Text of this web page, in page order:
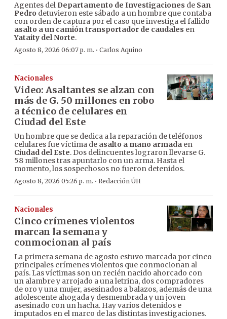
Agentes del Departamento de Investigaciones de San
Pedro detuvieron este sábado a un hombre que contaba
con orden de captura por el caso que investiga el fallido
asalto a un camión transportador de caudales en
Yataity del Norte.
Agosto 8, 2026 06:07 p. m. · Carlos Aquino
Nacionales
Video: Asaltantes se alzan con
más de G. 50 millones en robo
a técnico de celulares en
Ciudad del Este
Un hombre que se dedica a la reparación de teléfonos
celulares fue víctima de asalto a mano armada en
Ciudad del Este. Dos delincuentes lograron llevarse G.
58 millones tras apuntarlo con un arma. Hasta el
momento, los sospechosos no fueron detenidos.
Agosto 8, 2026 05:26 p. m. · Redacción ÚH
Nacionales
Cinco crímenes violentos
marcan la semana y
conmocionan al país
La primera semana de agosto estuvo marcada por cinco
principales crímenes violentos que conmocionan al
país. Las víctimas son un recién nacido ahorcado con
un alambre y arrojado a una letrina, dos compradores
de oro y una mujer, asesinados a balazos, además de una
adolescente ahogada y desmembrada y un joven
asesinado con un hacha. Hay varios detenidos e
imputados en el marco de las distintas investigaciones.